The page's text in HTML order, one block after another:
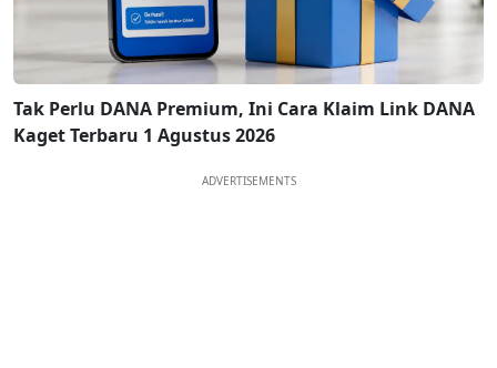
Tak Perlu DANA Premium, Ini Cara Klaim Link DANA
Kaget Terbaru 1 Agustus 2026
ADVERTISEMENTS